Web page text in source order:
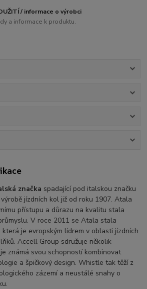
/ informace o výrobci
a informace k produktu.
značka spadající pod italskou značku
jízdních kol již od roku 1907. Atala
přístupu a důrazu na kvalitu stala
V roce 2011 se Atala stala
je evropským lídrem v oblasti jízdních
Accell Group sdružuje několik
známá svou schopností kombinovat
a špičkový design. Whistle tak těží z
zázemí a neustálé snahy o